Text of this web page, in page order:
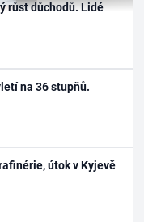
růst důchodů. Lidé
na 36 stupňů.
útok v Kyjevě